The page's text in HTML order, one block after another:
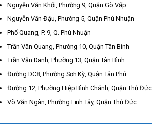
Nguyễn Văn Khối, Phường 9, Quận Gò Vấp
Nguyễn Văn Đậu, Phường 5, Quận Phú Nhuận
Phổ Quang, P. 9, Q. Phú Nhuận
Trần Văn Quang, Phường 10, Quận Tân Bình
Trần Văn Danh, Phường 13, Quận Tân Bình
Đường DC8, Phường Sơn Kỳ, Quận Tân Phú
Đường 12, Phường Hiệp Bình Chánh, Quận Thủ Đức
Võ Văn Ngân, Phường Linh Tây, Quận Thủ Đức